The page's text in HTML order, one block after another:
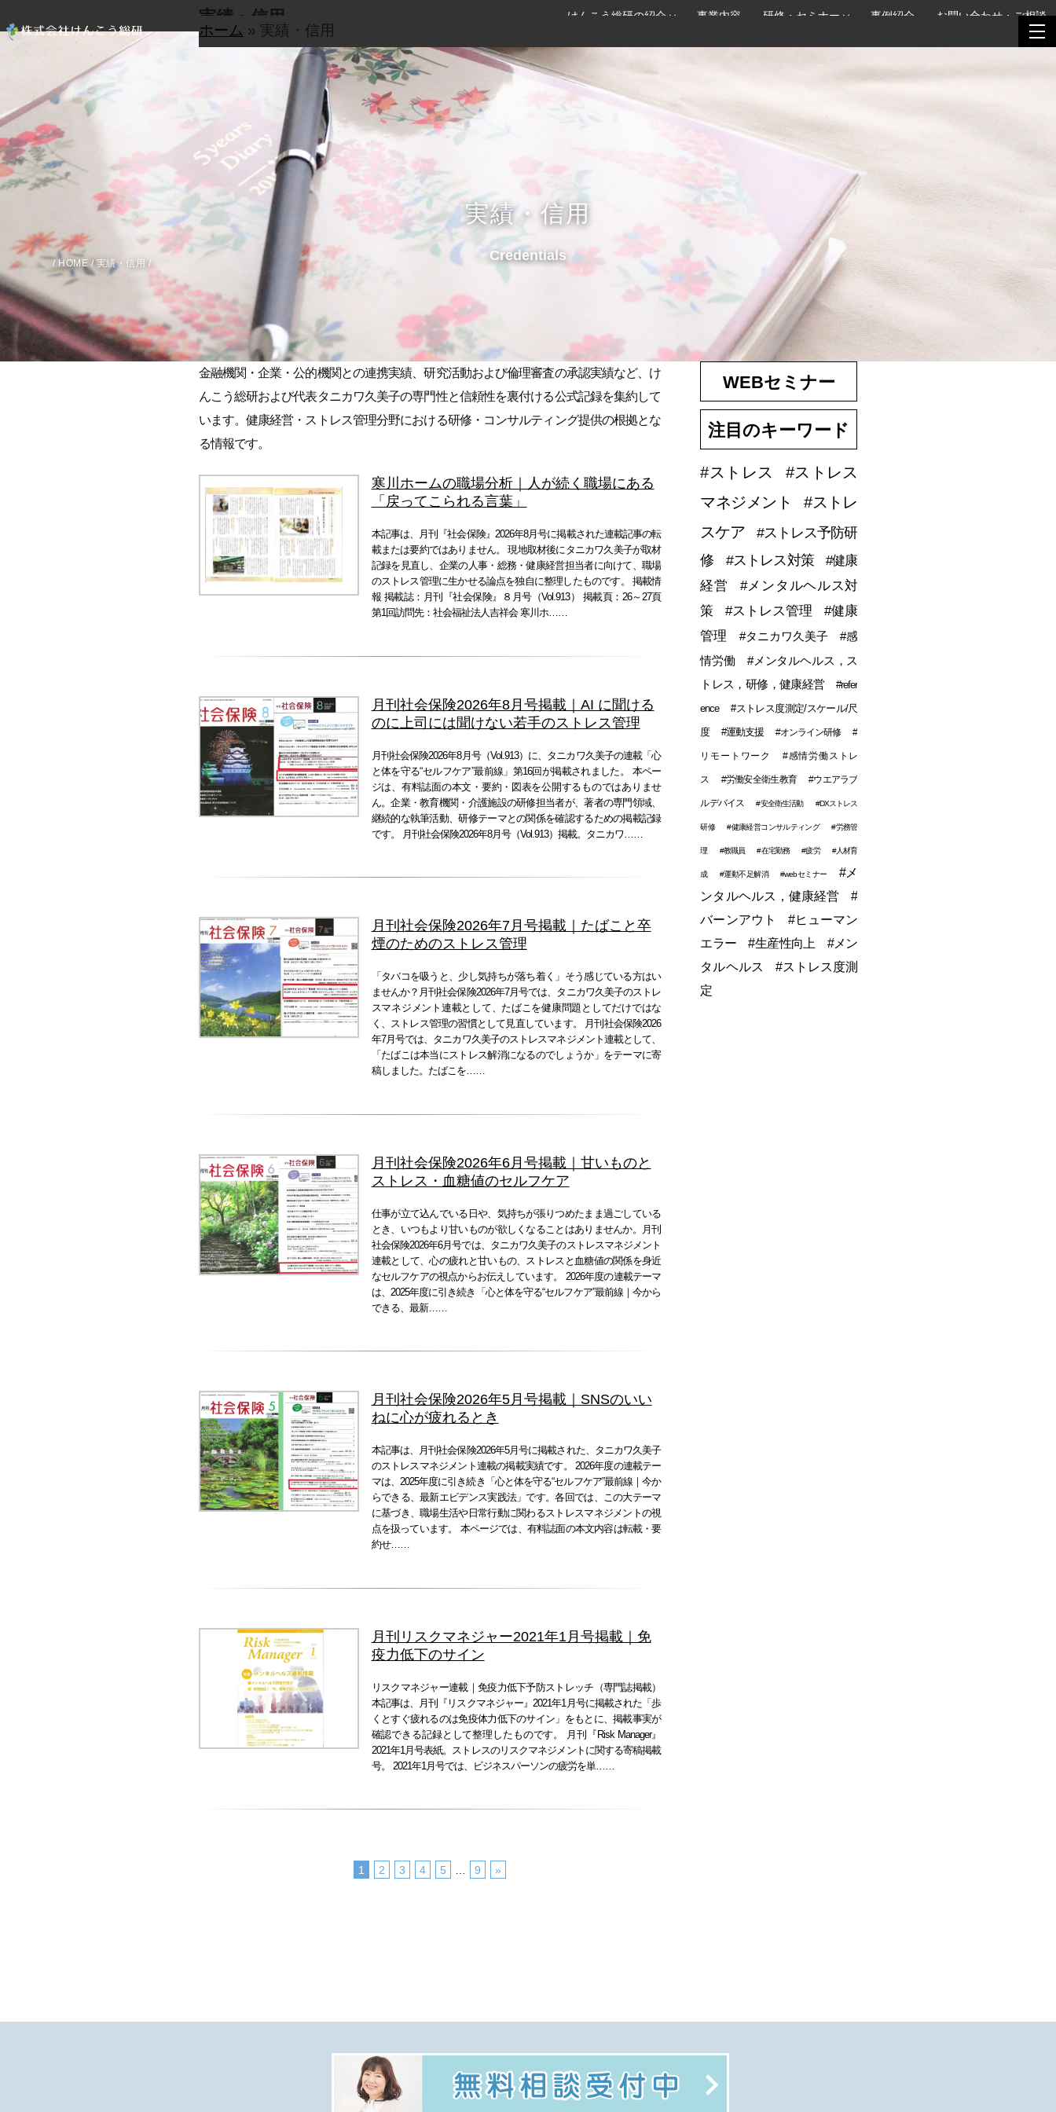
けんこう総研の紹介 事業内容 研修・セミナー 事例紹介 お問い合わせ・ご相談
実績・信用
Credentials
/ HOME / 実績・信用 /
実績・信用
ホーム » 実績・信用
金融機関・企業・公的機関との連携実績、研究活動および倫理審査の承認実績など、け
んこう総研および代表タニカワ久美子の専門性と信頼性を裏付ける公式記録を集約して
います。健康経営・ストレス管理分野における研修・コンサルティング提供の根拠とな
る情報です。
寒川ホームの職場分析｜人が続く職場にある
「戻ってこられる言葉」
本記事は、月刊『社会保険』2026年8月号に掲載された連載記事の転
載または要約ではありません。 現地取材後にタニカワ久美子が取材
記録を見直し、企業の人事・総務・健康経営担当者に向けて、職場
のストレス管理に生かせる論点を独自に整理したものです。 掲載情
報 掲載誌：月刊『社会保険』８月号（Vol.913） 掲載頁：26～27頁
第1回訪問先：社会福祉法人吉祥会 寒川ホ……
月刊社会保険2026年8月号掲載｜AI に聞ける
のに上司には聞けない若手のストレス管理
月刊社会保険2026年8月号（Vol.913）に、タニカワ久美子の連載「心
と体を守る“セルフケア”最前線」第16回が掲載されました。 本ペー
ジは、有料誌面の本文・要約・図表を公開するものではありませ
ん。企業・教育機関・介護施設の研修担当者が、著者の専門領域、
継続的な執筆活動、研修テーマとの関係を確認するための掲載記録
です。 月刊社会保険2026年8月号（Vol.913）掲載。タニカワ……
月刊社会保険2026年7月号掲載｜たばこと卒
煙のためのストレス管理
「タバコを吸うと、少し気持ちが落ち着く」そう感じている方はい
ませんか？月刊社会保険2026年7月号では、タニカワ久美子のストレ
スマネジメント連載として、たばこを健康問題としてだけではな
く、ストレス管理の習慣として見直しています。 月刊社会保険2026
年7月号では、タニカワ久美子のストレスマネジメント連載として、
「たばこは本当にストレス解消になるのでしょうか」をテーマに寄
稿しました。たばこを……
月刊社会保険2026年6月号掲載｜甘いものと
ストレス・血糖値のセルフケア
仕事が立て込んでいる日や、気持ちが張りつめたまま過ごしている
とき、いつもより甘いものが欲しくなることはありませんか。月刊
社会保険2026年6月号では、タニカワ久美子のストレスマネジメント
連載として、心の疲れと甘いもの、ストレスと血糖値の関係を身近
なセルフケアの視点からお伝えしています。 2026年度の連載テーマ
は、2025年度に引き続き「心と体を守る“セルフケア”最前線｜今から
できる、最新……
月刊社会保険2026年5月号掲載｜SNSのいい
ねに心が疲れるとき
本記事は、月刊社会保険2026年5月号に掲載された、タニカワ久美子
のストレスマネジメント連載の掲載実績です。 2026年度の連載テー
マは、2025年度に引き続き「心と体を守る“セルフケア”最前線｜今か
らできる、最新エビデンス実践法」です。各回では、この大テーマ
に基づき、職場生活や日常行動に関わるストレスマネジメントの視
点を扱っています。 本ページでは、有料誌面の本文内容は転載・要
約せ……
月刊リスクマネジャー2021年1月号掲載｜免
疫力低下のサイン
リスクマネジャー連載｜免疫力低下予防ストレッチ（専門誌掲載）
本記事は、月刊『リスクマネジャー』2021年1月号に掲載された「歩
くとすぐ疲れるのは免疫体力低下のサイン」をもとに、掲載事実が
確認できる記録として整理したものです。 月刊『Risk Manager』
2021年1月号表紙。ストレスのリスクマネジメントに関する寄稿掲載
号。 2021年1月号では、ビジネスパーソンの疲労を単……
1 2 3 4 5 9 »
WEBセミナー
注目のキーワード
#ストレス
#ストレス
マネジメント
#ストレ
スケア
#ストレス予防研
修
#ストレス対策
#健康
経営
#メンタルヘルス対
策
#ストレス管理
#健康
管理
#タニカワ久美子
#感
情労働
#メンタルヘルス，ス
トレス，研修，健康経営
#refer
ence
#ストレス度測定/スケール/尺
度
#運動支援 #オンライン研修 #
リモートワーク #感情労働ストレ
ス #労働安全衛生教育 #ウエアラブ
ルデバイス #安全衛生活動 #DXストレス
研修 #健康経営コンサルティング #労務管
理 #教職員 #在宅勤務 #疲労 #人材育
成 #運動不足解消 #webセミナー
#メ
ンタルヘルス，健康経営
#
バーンアウト
#ヒューマン
エラー
#生産性向上
#メン
タルヘルス
#ストレス度測
定